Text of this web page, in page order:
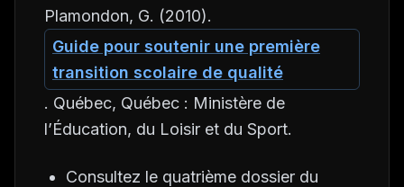
Plamondon, G. (2010).
Guide pour soutenir une première
transition scolaire de qualité
. Québec, Québec : Ministère de
l’Éducation, du Loisir et du Sport.
Consultez le quatrième dossier du